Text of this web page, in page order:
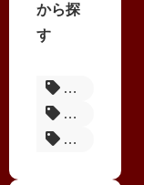
から探
す
熱海温泉
伊豆長岡温泉
湯河原温泉